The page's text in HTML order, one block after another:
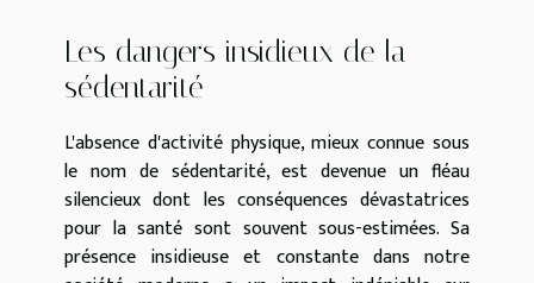
Les dangers insidieux de la
sédentarité
L'absence d'activité physique, mieux connue sous
le nom de sédentarité, est devenue un fléau
silencieux dont les conséquences dévastatrices
pour la santé sont souvent sous-estimées. Sa
présence insidieuse et constante dans notre